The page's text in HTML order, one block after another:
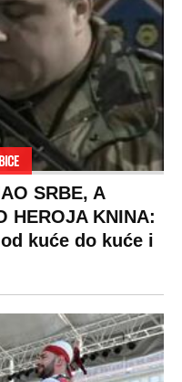
SRBE, A
HEROJA KNINA:
kuće do kuće i